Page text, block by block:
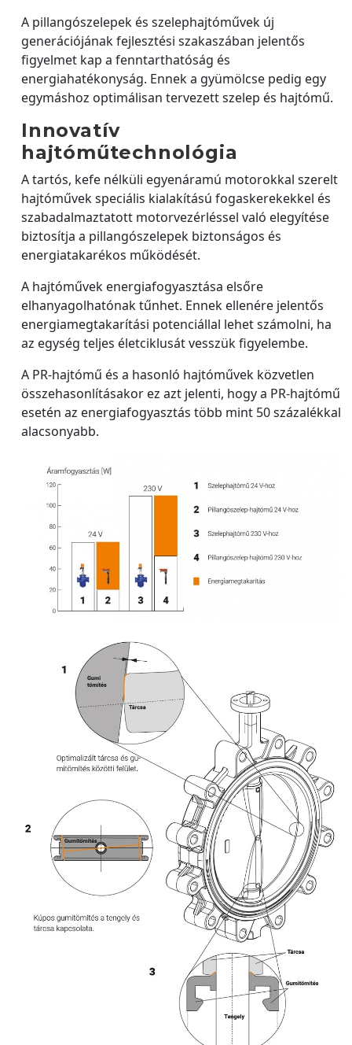
A pillangószelepek és szelephajtóművek új
generációjának fejlesztési szakaszában jelentős
figyelmet kap a fenntarthatóság és
energiahatékonyság. Ennek a gyümölcse pedig egy
egymáshoz optimálisan tervezett szelep és hajtómű.
Innovatív
hajtóműtechnológia
A tartós, kefe nélküli egyenáramú motorokkal szerelt
hajtóművek speciális kialakítású fogaskerekekkel és
szabadalmaztatott motorvezérléssel való elegyítése
biztosítja a pillangószelepek biztonságos és
energiatakarékos működését.
A hajtóművek energiafogyasztása elsőre
elhanyagolhatónak tűnhet. Ennek ellenére jelentős
energiamegtakarítási potenciállal lehet számolni, ha
az egység teljes életciklusát vesszük figyelembe.
A PR-hajtómű és a hasonló hajtóművek közvetlen
összehasonlításakor ez azt jelenti, hogy a PR-hajtómű
esetén az energiafogyasztás több mint 50 százalékkal
alacsonyabb.